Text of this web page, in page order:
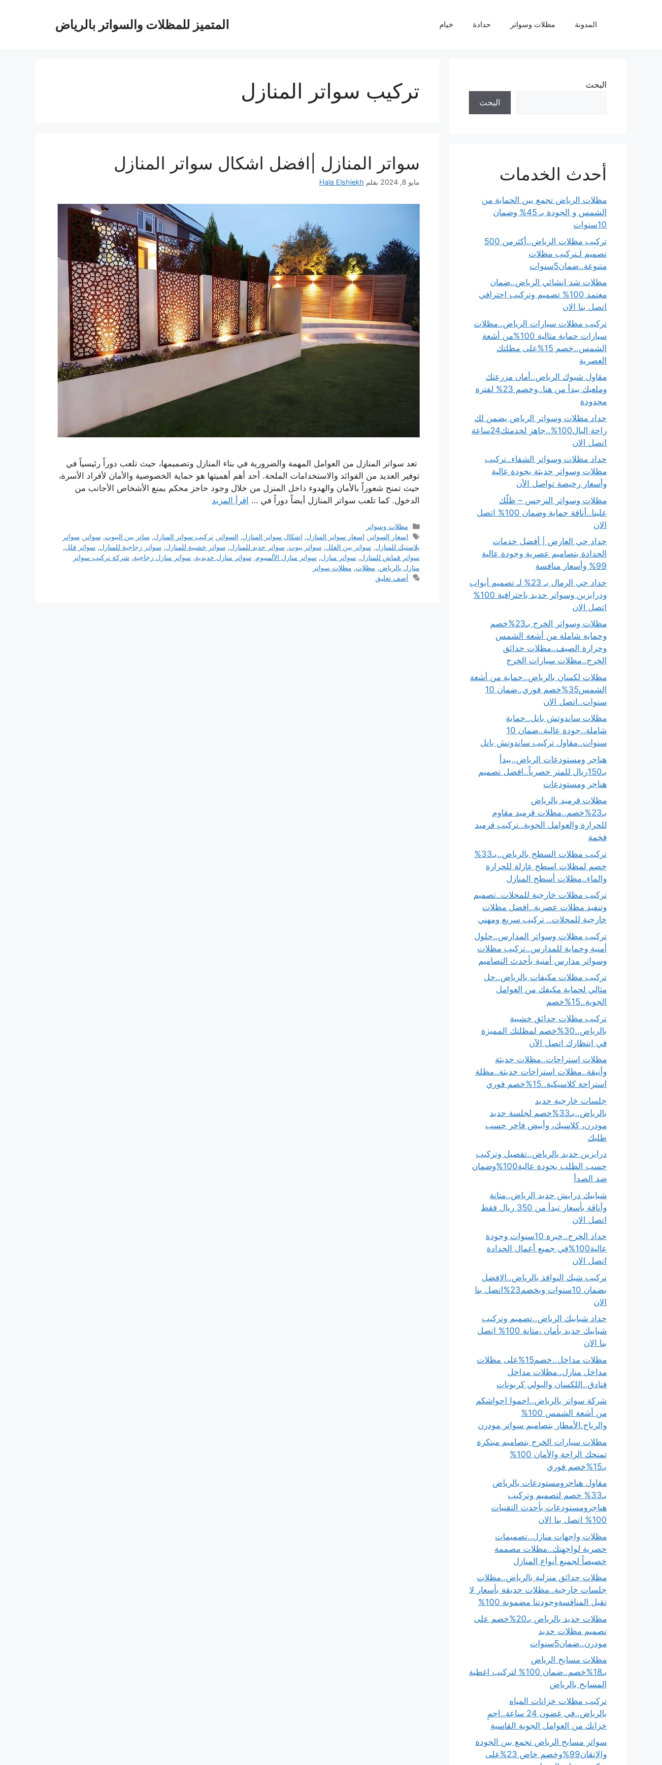
المتميز للمظلات والسواتر بالرياض المدونة مظلات وسواتر حدادة خيام
تركيب سواتر المنازل
سواتر المنازل |افضل اشكال سواتر المنازل
مايو 8, 2024 بقلم Hala Elshiekh
تعد سواتر المنازل من العوامل المهمة والضرورية في بناء المنازل وتصميمها، حيث تلعب دوراً رئيسياً في
توفير العديد من الفوائد والاستخدامات الملحة. أحد أهم أهميتها هو حماية الخصوصية والأمان لأفراد الأسرة،
حيث تمنح شعوراً بالأمان والهدوء داخل المنزل من خلال وجود حاجز محكم يمنع الأشخاص الأجانب من
الدخول. كما تلعب سواتر المنازل أيضاً دوراً في … اقرأ المزيد
التصنيفات
مظلات وسواتر
الوسوم
اسعار السواتر , اسعار سواتر المنازل, اشكال سواتر المنازل, السواتر ,تركيب سواتر المنازل, ساتر بين البيوت, سواتر , سواتر
بلاستيك للمنازل, سواتر بين الفلل, سواتر بيوت, سواتر حديد للمنازل, سواتر خشبية للمنازل, سواتر زجاجية للمنازل, سواتر فلل,
سواتر قماش للمنازل, سواتر منازل, سواتر منازل الألمنيوم, سواتر منازل حديدية, سواتر منازل زجاجية, شركة تركيب سواتر
منازل بالرياض, مظلات, مظلات سواتر
أضف تعليق
البحث
البحث
أحدث الخدمات
مظلات الرياض تجمع بين الحماية من
الشمس و الجودة بـ 45% وضمان
10سنوات
تركيب مظلات الرياض..أكثرمن 500
تصميم لـتركيب مظلات
متنوعة..ضمان5سنوات
مظلات شد انشائي الرياض..ضمان
معتمد 100% تصميم وتركيب احترافي
اتصل بنا الان
تركيب مظلات سيارات الرياض..مظلات
سيارات حماية مثالية 100%من أشعة
الشمس..خصم 15%على مظلتك
العصرية
مقاول شبوك الرياض..أمان مزرعتك
وملعبك يبدأ من هنا..وخصم 23% لفترة
محدودة
حداد مظلات وسواتر الرياض يضمن لك
راحة البال100%..جاهز لخدمتك24ساعة
اتصل الان
حداد مظلات وسواتر الشفاء..تركيب
مظلات وسواتر حديثة بجودة عالية
وأسعار رخيصة تواصل الأن
مظلات وسواتر النرجس – ظلّك
علينا..أناقة حماية وضمان 100% اتصل
الان
حداد حي العارض | أفضل خدمات
الحدادة بتصاميم عصرية وجودة عالية
99% وأسعار منافسة
حداد حي الرمال بـ 23% لـ تصميم أبواب
ودرابزين وسواتر حديد باحترافية 100%
اتصل الان
مظلات وسواتر الخرج بـ23%خصم
وحماية شاملة من أشعة الشمس
وحرارة الصيف..مظلات حدائق
الخرج..مظلات سيارات الخرج
مظلات لكسان بالرياض..حماية من أشعة
الشمس35%خصم فوري..ضمان 10
سنوات..اتصل الان
مظلات ساندوتش بانل..حماية
شاملة..جودة عالية..ضمان 10
سنوات..مقاول تركيب ساندوتش بانل
هناجر ومستودعات الرياض..يبدأ
بـ150ريال للمتر حصرياً..افضل تصميم
هناجر ومستودعات
مظلات قرميد بالرياض
بـ23%خصم..مظلات قرميد مقاوم
للحرارة والعوامل الجوية..تركيب قرميد
فخمة
تركيب مظلات السطح بالرياض..بـ33%
خصم لمظلات اسطح عازلة للحرارة
والماء..مظلات أسطح المنازل
تركيب مظلات خارجية للمحلات..تصميم
وتنفيذ مظلات عصرية..افضل مظلات
خارجية للمحلات.. تركيب سريع ومهني
تركيب مظلات وسواتر المدارس..حلول
أمنية وحماية للمدارس..تركيب مظلات
وسواتر مدارس أمنية بأحدث التصاميم
تركيب مظلات مكيفات بالرياض..حل
مثالي لحماية مكيفك من العوامل
الجوية..15%خصم
تركيب مظلات حدائق خشبية
بالرياض..30%خصم لمظلتك المميزة
في انتظارك اتصل الآن
مظلات استراحات..مظلات حديثة
وأنيقة..مظلات استراحات حديثة..مظلة
استراحة كلاسيكية..15%خصم فوري
جلسات خارجية حديد
بالرياض..بـ33%خصم لجلسة حديد
مودرن، كلاسيك، وأبيض فاخر حسب
طلبك
درابزين حديد بالرياض..تفصيل وتركيب
حسب الطلب بجودة عالية100%وضمان
ضد الصدأ
شبابيك درايش حديد الرياض..متانة
وأناقة بأسعار تبدأ من 350 ريال فقط
اتصل الان
حداد الخرج..خبرة 10سنوات وجودة
عالية100%في جميع أعمال الحدادة
اتصل الان
تركيب شبك النوافذ بالرياض..الافضل
بضمان 10سنوات وبخصم23%اتصل بنا
الان
حداد شبابيك الرياض..تصميم وتركيب
شبابيك حديد بأمان ،متانة 100% اتصل
بنا الان
مظلات مداخل..خصم15%على مظلات
مداخل منازل..مظلات مداخل
فنادق..اللكسان والبولي كربونات
شركة سواتر بالرياض..احموا احواشكم
من أشعة الشمس 100%
والرياح.الأمطار بتصاميم سواتر مودرن
مظلات سيارات الخرج بتصاميم مبتكرة
تمنحك الراحة والأمان 100%
بـ15%خصم فوري
مقاول هناجرومستودعات بالرياض
بـ33% خصم لتصميم وتركيب
هناجرومستودعات بأحدث التقنيات
100% اتصل بنا الان
مظلات واجهات منازل..تصميمات
حصرية لواجهتك..مظلات مصممة
خصيصاً لجميع أنواع المنازل
مظلات حدائق منزلية بالرياض..مظلات
جلسات خارجية..مظلات حديقة بأسعار لا
تقبل المنافسةوجودتنا مضمونة 100%
مظلات حديد بالرياض بـ20%خصم على
تصميم مظلات حديد
مودرن..ضمان5سنوات
مظلات مسابح الرياض
بـ18%خصم..ضمان 100% لتركيب اغطية
المسابح بالرياض
تركيب مظلات خزانات المياه
بالرياض..في غضون 24 ساعة..احمِ
خزانك من العوامل الجوية القاسية
سواتر مسابح الرياض تجمع بين الجودة
والإتقان99%وخصم خاص 23%على